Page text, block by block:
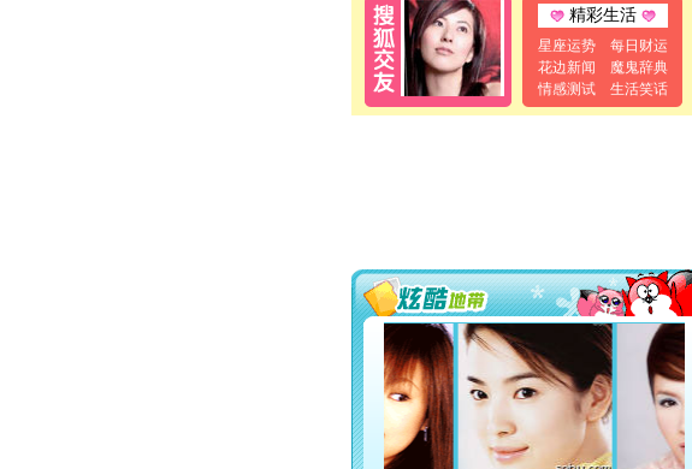
精彩生活
星座运势
每日财运
花边新闻
魔鬼辞典
情感测试
生活笑话